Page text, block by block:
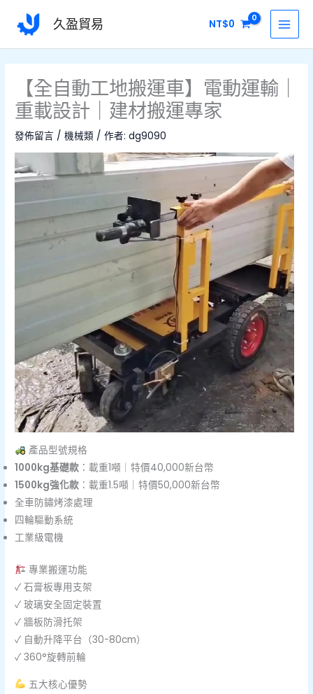
要
久盈貿易 NT$0
【全自動工地搬運車】電動運輸｜
重載設計｜建材搬運專家
發佈留言 /機械類 / 作者:dg9090
產品型號規格
1000kg基礎款 ：載重1噸｜特價40,000新台幣
1500kg強化款 ：載重1.5噸｜特價50,000新台幣
全車防鏽烤漆處理
四輪驅動系統
工業級電機
專業搬運功能
✓ 石膏板專用支架
✓ 玻璃安全固定裝置
✓ 牆板防滑托架
✓ 自動升降平台（30-80cm）
✓ 360°旋轉前輪
五大核心優勢